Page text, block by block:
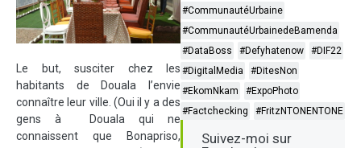
Le but, susciter chez les
habitants de Douala l’envie
connaître leur ville. (Oui il y a des
gens à Douala qui ne
connaissent que Bonapriso,
#CommunautéUrbaine
#CommunautéUrbainedeBamenda
#DataBoss
#Defyhatenow
#DIF22
#DigitalMedia
#DitesNon
#EkomNkam
#ExpoPhoto
#Factchecking
#FritzNTONENTONE
Suivez-moi sur